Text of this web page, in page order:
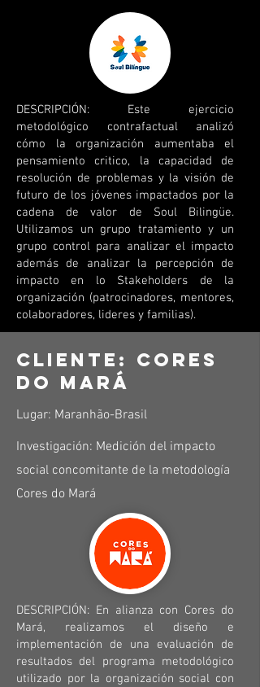
DESCRIPCIÓN: Este ejercicio
metodológico contrafactual analizó
cómo la organización aumentaba el
pensamiento critico, la capacidad de
resolución de problemas y la visión de
futuro de los jóvenes impactados por la
cadena de valor de Soul Bilingüe.
Utilizamos un grupo tratamiento y un
grupo control para analizar el impacto
además de analizar la percepción de
impacto en lo Stakeholders de la
organización (patrocinadores, mentores,
colaboradores, lideres y familias).
Cliente: Cores
do Mará
Lugar: Maranhão-Brasil
Investigación: Medición del impacto
social concomitante de la metodología
Cores do Mará
DESCRIPCIÓN: En alianza con Cores do
Mará, realizamos el diseño e
implementación de una evaluación de
resultados del programa metodológico
utilizado por la organización social con